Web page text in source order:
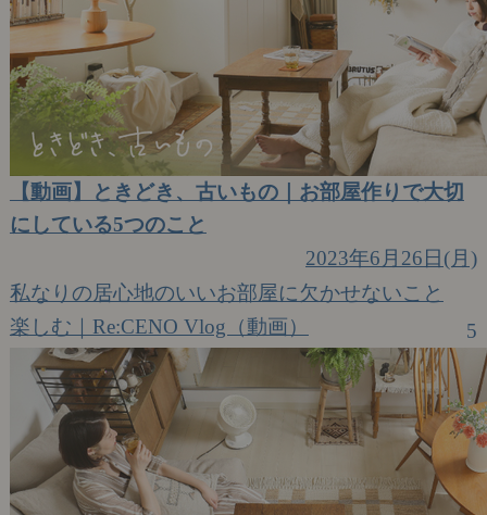
【動画】ときどき、古いもの｜お部屋作りで大切
にしている5つのこと
2023年6月26日(月)
私なりの居心地のいいお部屋に欠かせないこと
楽しむ｜Re:CENO Vlog（動画）
5